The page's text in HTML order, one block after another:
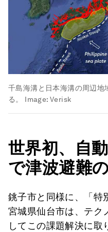
千島海溝と日本海溝の周辺地
る。
Image:Verisk
世界初、自
で津波避難
銚子市と同様に、「特
宮城県仙台市は、テク
してこの課題解決に取